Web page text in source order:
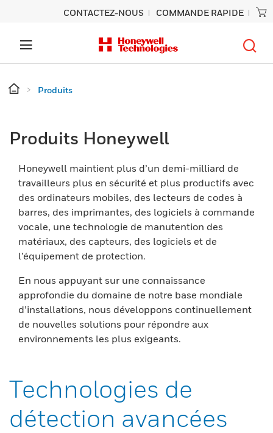
CONTACTEZ-NOUS COMMANDE RAPIDE
Produits
Produits Honeywell
Honeywell maintient plus d’un demi-milliard de
travailleurs plus en sécurité et plus productifs avec
des ordinateurs mobiles, des lecteurs de codes à
barres, des imprimantes, des logiciels à commande
vocale, une technologie de manutention des
matériaux, des capteurs, des logiciels et de
l’équipement de protection.
En nous appuyant sur une connaissance
approfondie du domaine de notre base mondiale
d’installations, nous développons continuellement
de nouvelles solutions pour répondre aux
environnements les plus exigeants.
Technologies de
détection avancées